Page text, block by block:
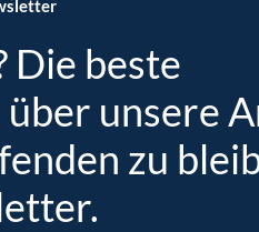
Die beste
unsere
zu